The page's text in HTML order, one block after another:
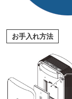
お手入れ方法